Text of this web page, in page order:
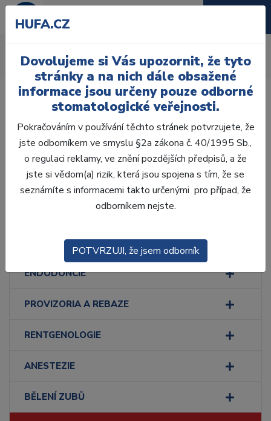
Úvod Ordinace Profylaxe
Laboratoř
Ordinace
ENDODONCIE
PROVIZORIA A REBAZE
RENTGENOLOGIE
ANESTEZIE
BĚLENÍ ZUBŮ
HUFA.CZ
Dovolujeme si Vás upozornit, že tyto
stránky a na nich dále obsažené
informace jsou určeny pouze odborné
stomatologické veřejnosti.
Pokračováním v používání těchto stránek potvrzujete, že
jste odborníkem ve smyslu §2a zákona č. 40/1995 Sb.,
o regulaci reklamy, ve znění pozdějších předpisů, a že
jste si vědom(a) rizik, která jsou spojena s tím, že se
seznámíte s informacemi takto určenými pro případ, že
odborníkem nejste.
POTVRZUJI, že jsem odborník